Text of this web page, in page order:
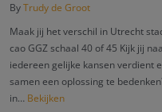
ByTrudy de Groot
Maak jij het verschil in Utrecht
cao GGZ schaal 40 of 45 Kijk jij
iedereen gelijke kansen verdient
samen een oplossing te
in… Bekijken